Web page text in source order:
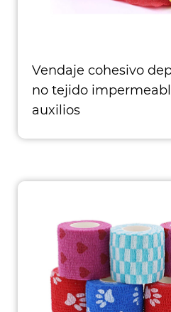
Vendaje cohesivo
no tejido
auxilios